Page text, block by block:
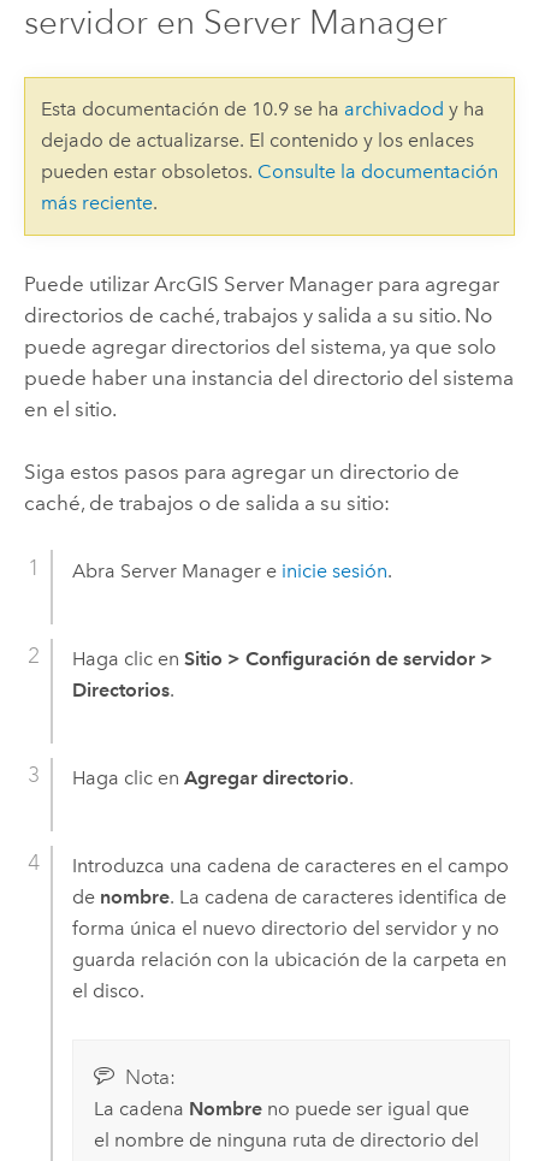
servidor en Server Manager
Esta documentación de 10.9 se ha archivadod y ha
dejado de actualizarse. El contenido y los enlaces
pueden estar obsoletos. Consulte la documentación
más reciente.
Puede utilizar ArcGIS Server Managerpara agregar
directorios de caché, trabajos y salida a su sitio. No
puede agregar directorios del sistema, ya que solo
puede haber una instancia del directorio del sistema
en el sitio.
Siga estos pasos para agregar un directorio de
caché, de trabajos o de salida a su sitio:
Abra Server Managere inicie sesión.
Haga clic en Sitio > Configuración de servidor >
Directorios.
Haga clic en Agregar directorio.
Introduzca una cadena de caracteres en el campo
de nombre. La cadena de caracteres identifica de
forma única el nuevo directorio del servidor y no
guarda relación con la ubicación de la carpeta en
el disco.
Nota:
La cadena Nombreno puede ser igual que
el nombre de ninguna ruta de directorio del